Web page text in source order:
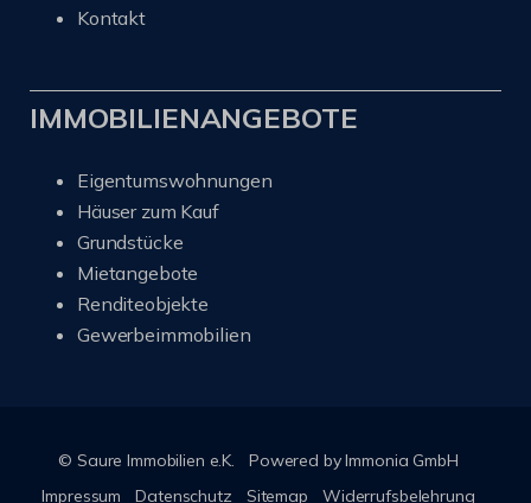
Kontakt
IMMOBILIENANGEBOTE
Eigentumswohnungen
Häuser zum Kauf
Grundstücke
Mietangebote
Renditeobjekte
Gewerbeimmobilien
© Saure Immobilien e.K.
Powered by Immonia GmbH
Impressum
Datenschutz Sitemap Widerrufsbelehrung